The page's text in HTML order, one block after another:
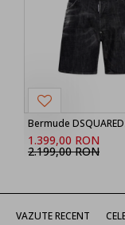
1.399,00 RON
2.199,00 RON
VAZUTE RECENT